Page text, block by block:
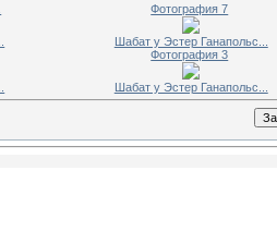
Фотография 7
Шабат у Эстер Ганапольс...
Фотография 3
Шабат у Эстер Ганапольс...